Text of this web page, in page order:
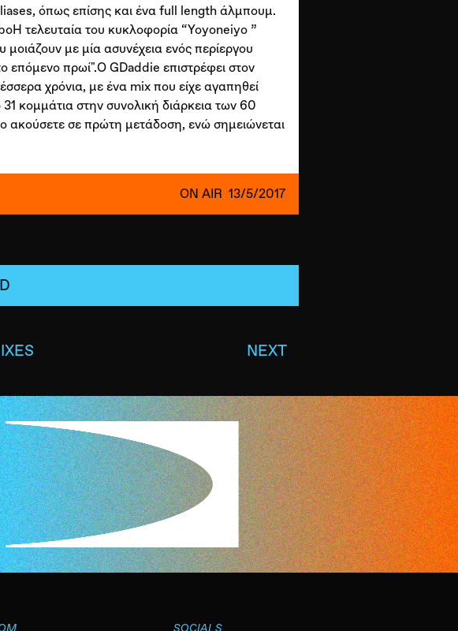
όπως επίσης και ένα full length άλμπουμ.
τελευταία του κυκλοφορία “Yoyoneiyo ”
με μία ασυνέχεια ενός περίεργου
επόμενο πρωί".Ο GDaddie επιστρέφει στον
χρόνια, με ένα mix που είχε αγαπηθεί
κομμάτια στην συνολική διάρκεια των 60
ακούσετε σε πρώτη μετάδοση, ενώ σημειώνεται
ON AIR 13/5/2017
NEXT
SOCIALS